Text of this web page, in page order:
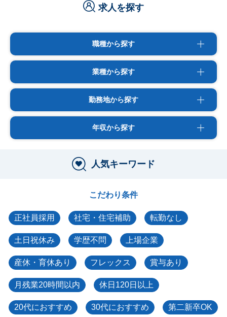
求人を探す
職種から探す
業種から探す
勤務地から探す
年収から探す
人気キーワード
こだわり条件
正社員採用 社宅・住宅補助 転勤なし
土日祝休み 学歴不問 上場企業
産休・育休あり フレックス 賞与あり
月残業20時間以内 休日120日以上
20代におすすめ 30代におすすめ 第二新卒OK